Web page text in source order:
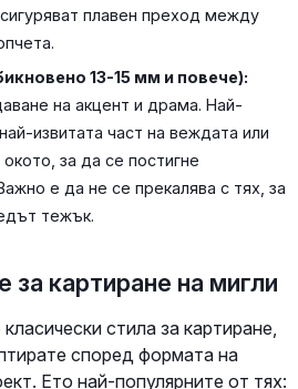
плавен преход между
13-15 мм и повече):
на акцент и драма. Най-
извитата част на веждата или
за да се постигне
е да не се прекалява с тях, за
тежък.
за картиране на мигли
стила за картиране,
според формата на
Ето най-популярните от тях: